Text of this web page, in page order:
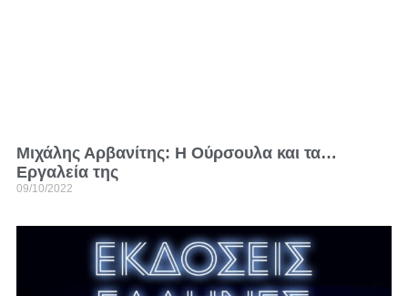
Μιχάλης Αρβανίτης: Η Ούρσουλα και τα…
Εργαλεία της
09/10/2022